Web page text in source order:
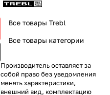
Все товары Trebl
Все товары категории
Производитель оставляет за
собой право без уведомления
менять характеристики,
внешний вид, комплектацию